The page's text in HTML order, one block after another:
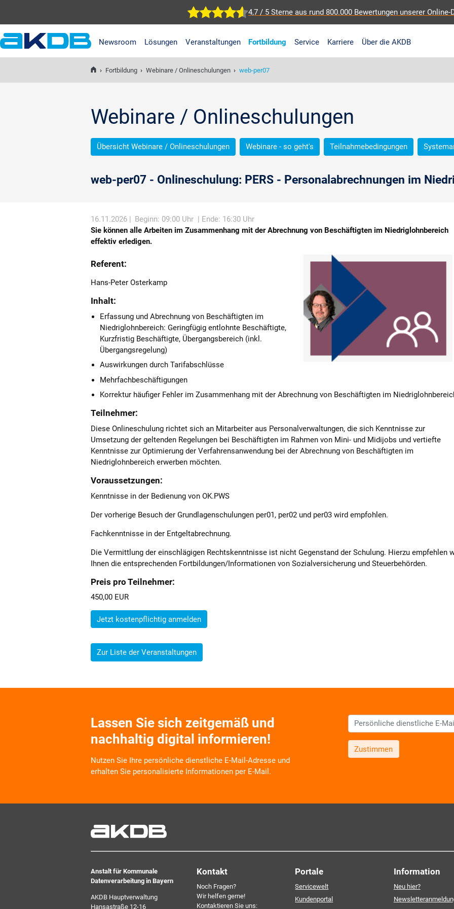
4,7 / 5 Sterne aus rund 800.000 Bewertungen unserer Online-
Newsroom Lösungen Veranstaltungen Fortbildung Service Karriere Über die AKDB
› Fortbildung › Webinare / Onlineschulungen › web-per07
Webinare / Onlineschulungen
Übersicht Webinare / Onlineschulungen Webinare - so geht's Teilnahmebedingungen
web-per07 - Onlineschulung: PERS - Personalabrechnungen im
16.11.2026 | Beginn: 09:00 Uhr | Ende: 16:30 Uhr
Sie können alle Arbeiten im Zusammenhang mit der Abrechnung von Beschäftigten im Niedriglohnbereich
effektiv erledigen.
Referent:
Hans-Peter Osterkamp
Inhalt:
Erfassung und Abrechnung von Beschäftigten im
Niedriglohnbereich: Geringfügig entlohnte Beschäftigte,
Kurzfristig Beschäftigte, Übergangsbereich (inkl.
Übergangsregelung)
Auswirkungen durch Tarifabschlüsse
Mehrfachbeschäftigungen
Korrektur häufiger Fehler im Zusammenhang mit der Abrechnung von Beschäftigten im
Teilnehmer:
Diese Onlineschulung richtet sich an Mitarbeiter aus Personalverwaltungen, die sich Kenntnisse zur
Umsetzung der geltenden Regelungen bei Beschäftigten im Rahmen von Mini- und Midijobs und vertiefte
Kenntnisse zur Optimierung der Verfahrensanwendung bei der Abrechnung von Beschäftigten im
Niedriglohnbereich erwerben möchten.
Voraussetzungen:
Kenntnisse in der Bedienung von OK.PWS
Der vorherige Besuch der Grundlagenschulungen per01, per02 und per03 wird empfohlen.
Fachkenntnisse in der Entgeltabrechnung.
Die Vermittlung der einschlägigen Rechtskenntnisse ist nicht Gegenstand der Schulung. Hierzu empfehlen
Ihnen die entsprechenden Fortbildungen/Informationen von Sozialversicherung und Steuerbehörden.
Preis pro Teilnehmer:
450,00 EUR
Jetzt kostenpflichtig anmelden
Zur Liste der Veranstaltungen
Lassen Sie sich zeitgemäß und
nachhaltig digital informieren!
Nutzen Sie Ihre persönliche dienstliche E-Mail-Adresse und
erhalten Sie personalisierte Informationen per E-Mail.
Zustimmen
Arbeitskreise und Umfragen in allen Produktbereichen des AKDB
kostenlos. Aber auch schnell und ressourcenschonend, eben ganz
zeitgemäß digital. Dafür benötigen wir Ihre Einwilligung, die Sie
jederzeit widerrufen können.
Ich erkläre mich mit den
einverstanden.
Anstalt für Kommunale
Datenverarbeitung in Bayern
AKDB Hauptverwaltung
Hansastraße 12-16
Kontakt
Noch Fragen?
Wir helfen gerne!
Kontaktieren Sie uns:
Portale
Servicewelt
Kundenportal
Information
Neu hier?